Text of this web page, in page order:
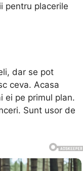
pentru placerile
dar se pot
ceva. Acasa
ei pe primul plan.
Sunt usor de